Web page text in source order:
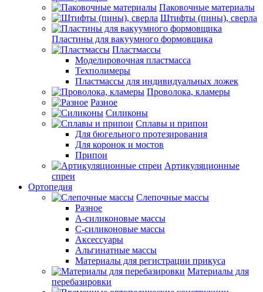
Паковочные материалы
Штифты (пины), сверла
Пластины для вакуумного формовщика
Пластмассы
Моделировочная пластмасса
Техполимеры
Пластмассы для индивидуальных ложек
Проволока, кламеры
Разное
Силиконы
Сплавы и припои
Для бюгельного протезирования
Для коронок и мостов
Припои
Артикуляционные
спреи
Ортопедия
Слепочные массы
Разное
А-силиконовые массы
С-силиконовые массы
Аксессуары
Альгинатные массы
Материалы для регистрации прикуса
Материалы для
перебазировки